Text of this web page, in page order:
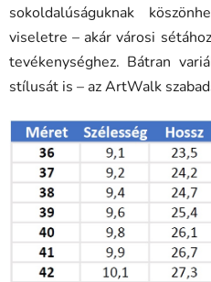
sokoldalúságuknak
viseletre – akár városi
tevékenységhez. Bátran
stílusát is – az ArtWalk